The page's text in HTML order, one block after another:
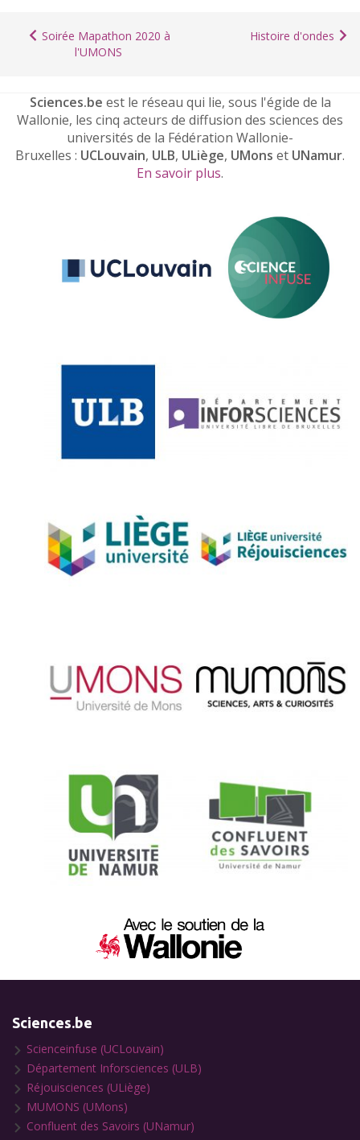
Soirée Mapathon 2020 à
l'UMONS
Histoire d'ondes
Sciences.be est le réseau qui lie, sous l'égide de la
Wallonie, les cinq acteurs de diffusion des sciences des
universités de la Fédération Wallonie-
Bruxelles : UCLouvain, ULB, ULiège, UMons et UNamur.
En savoir plus.
Sciences.be
Scienceinfuse (UCLouvain)
Département Inforsciences (ULB)
Réjouisciences (ULiège)
MUMONS (UMons)
Confluent des Savoirs (UNamur)